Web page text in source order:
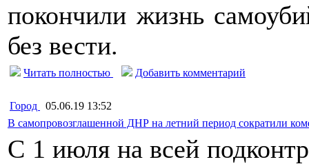
покончили жизнь
без вести.
Читать полностью Добавить комментарий
Город
05.06.19 13:52
В самопровозглашенной ДНР на летний период сократили
С 1 июля на всей